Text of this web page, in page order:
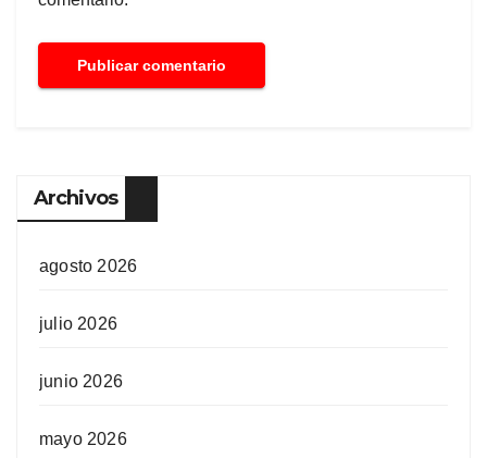
Archivos
agosto 2026
julio 2026
junio 2026
mayo 2026